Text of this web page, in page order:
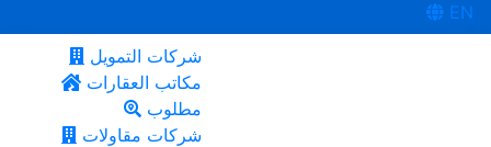
EN
شركات التمويل
مكاتب العقارات
مطلوب
شركات مقاولات